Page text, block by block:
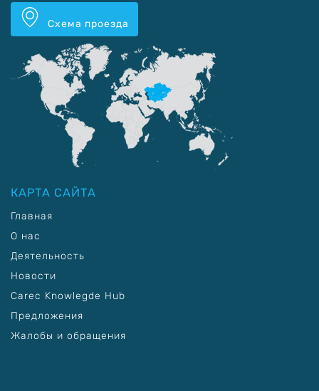
Схема проезда
КАРТА САЙТА
Главная
О нас
Деятельность
Новости
Carec Knowlegde Hub
Предложения
Жалобы и обращения